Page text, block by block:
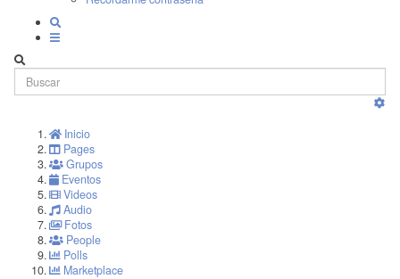
Inicio
Pages
Grupos
Eventos
Videos
Audio
Fotos
People
Polls
Marketplace